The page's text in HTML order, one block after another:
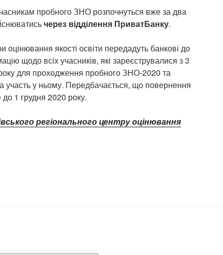
пробного ЗНО розпочнуться вже за два
через відділення ПриватБанку.
оцінювання якості освіти передадуть банкові до
щодо всіх учасників, які зареєструвалися з 3
для проходження пробного ЗНО-2020 та
участь у ньому. Передбачається, що повернення
1 грудня 2020 року.
регіонального центру оцінювання